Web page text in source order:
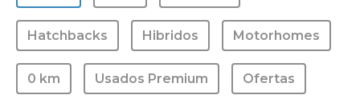
CLIENTES
PREGUNTAS FRECUENTES
GARANTÍA CARMAK
Hatchbacks Hibridos Motorhomes
0 km Usados Premium Ofertas